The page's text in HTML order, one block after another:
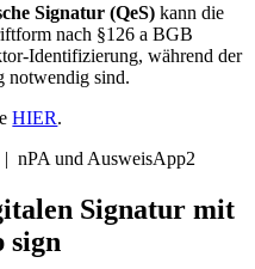
Signatur (QeS) kann die
nach §126 a BGB
Identifizierung, während der
notwendig sind.
HIER.
nPA und AusweisApp2
Signatur mit
sign